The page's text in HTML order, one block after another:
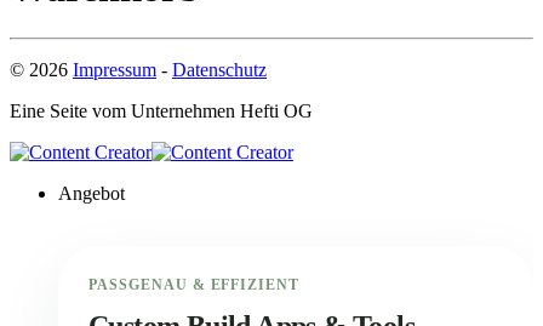
© 2026 Impressum - Datenschutz
Eine Seite vom Unternehmen Hefti OG
Angebot
PASSGENAU & EFFIZIENT